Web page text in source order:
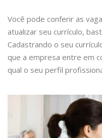
Você pode conferir as
atualizar seu currículo,
Cadastrando o seu
que a empresa entre em
qual o seu perfil